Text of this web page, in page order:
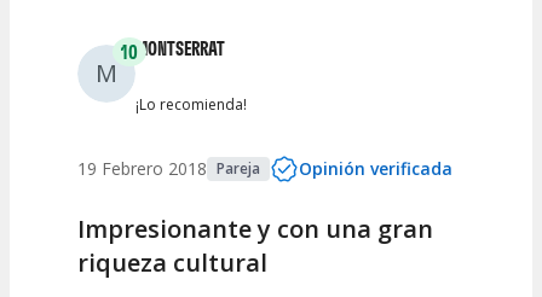
M
10MONTSERRAT
¡Lo recomienda!
19 Febrero 2018 Pareja Opinión verificada
Impresionante y con una gran
riqueza cultural